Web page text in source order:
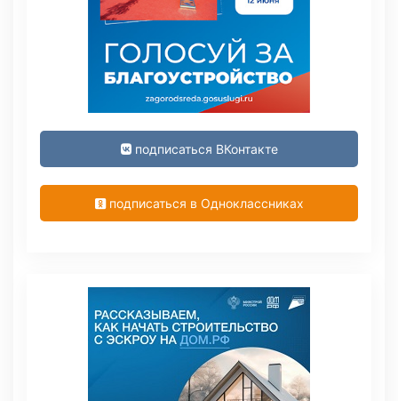
подписаться ВКонтакте
подписаться в Одноклассниках